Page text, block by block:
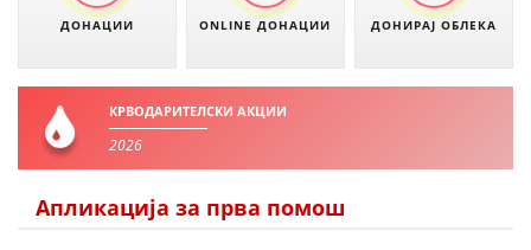
ДОНАЦИИ ONLINE ДОНАЦИИ ДОНИРАЈ ОБЛЕКА
КРВОДАРИТЕЛСКИ АКЦИИ
2026
Апликација за прва помош